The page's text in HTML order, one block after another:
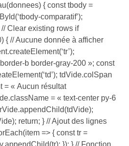
{ const tbody =
comparatif’);
Clear existing rows if
{ // Aucune donnée à afficher
b border-gray-200 »; const
tdVide.colSpan
= « Aucun résultat
= « text-center py-6
return; } // Ajout des lignes
=> { const tr =
}); } // Fonction